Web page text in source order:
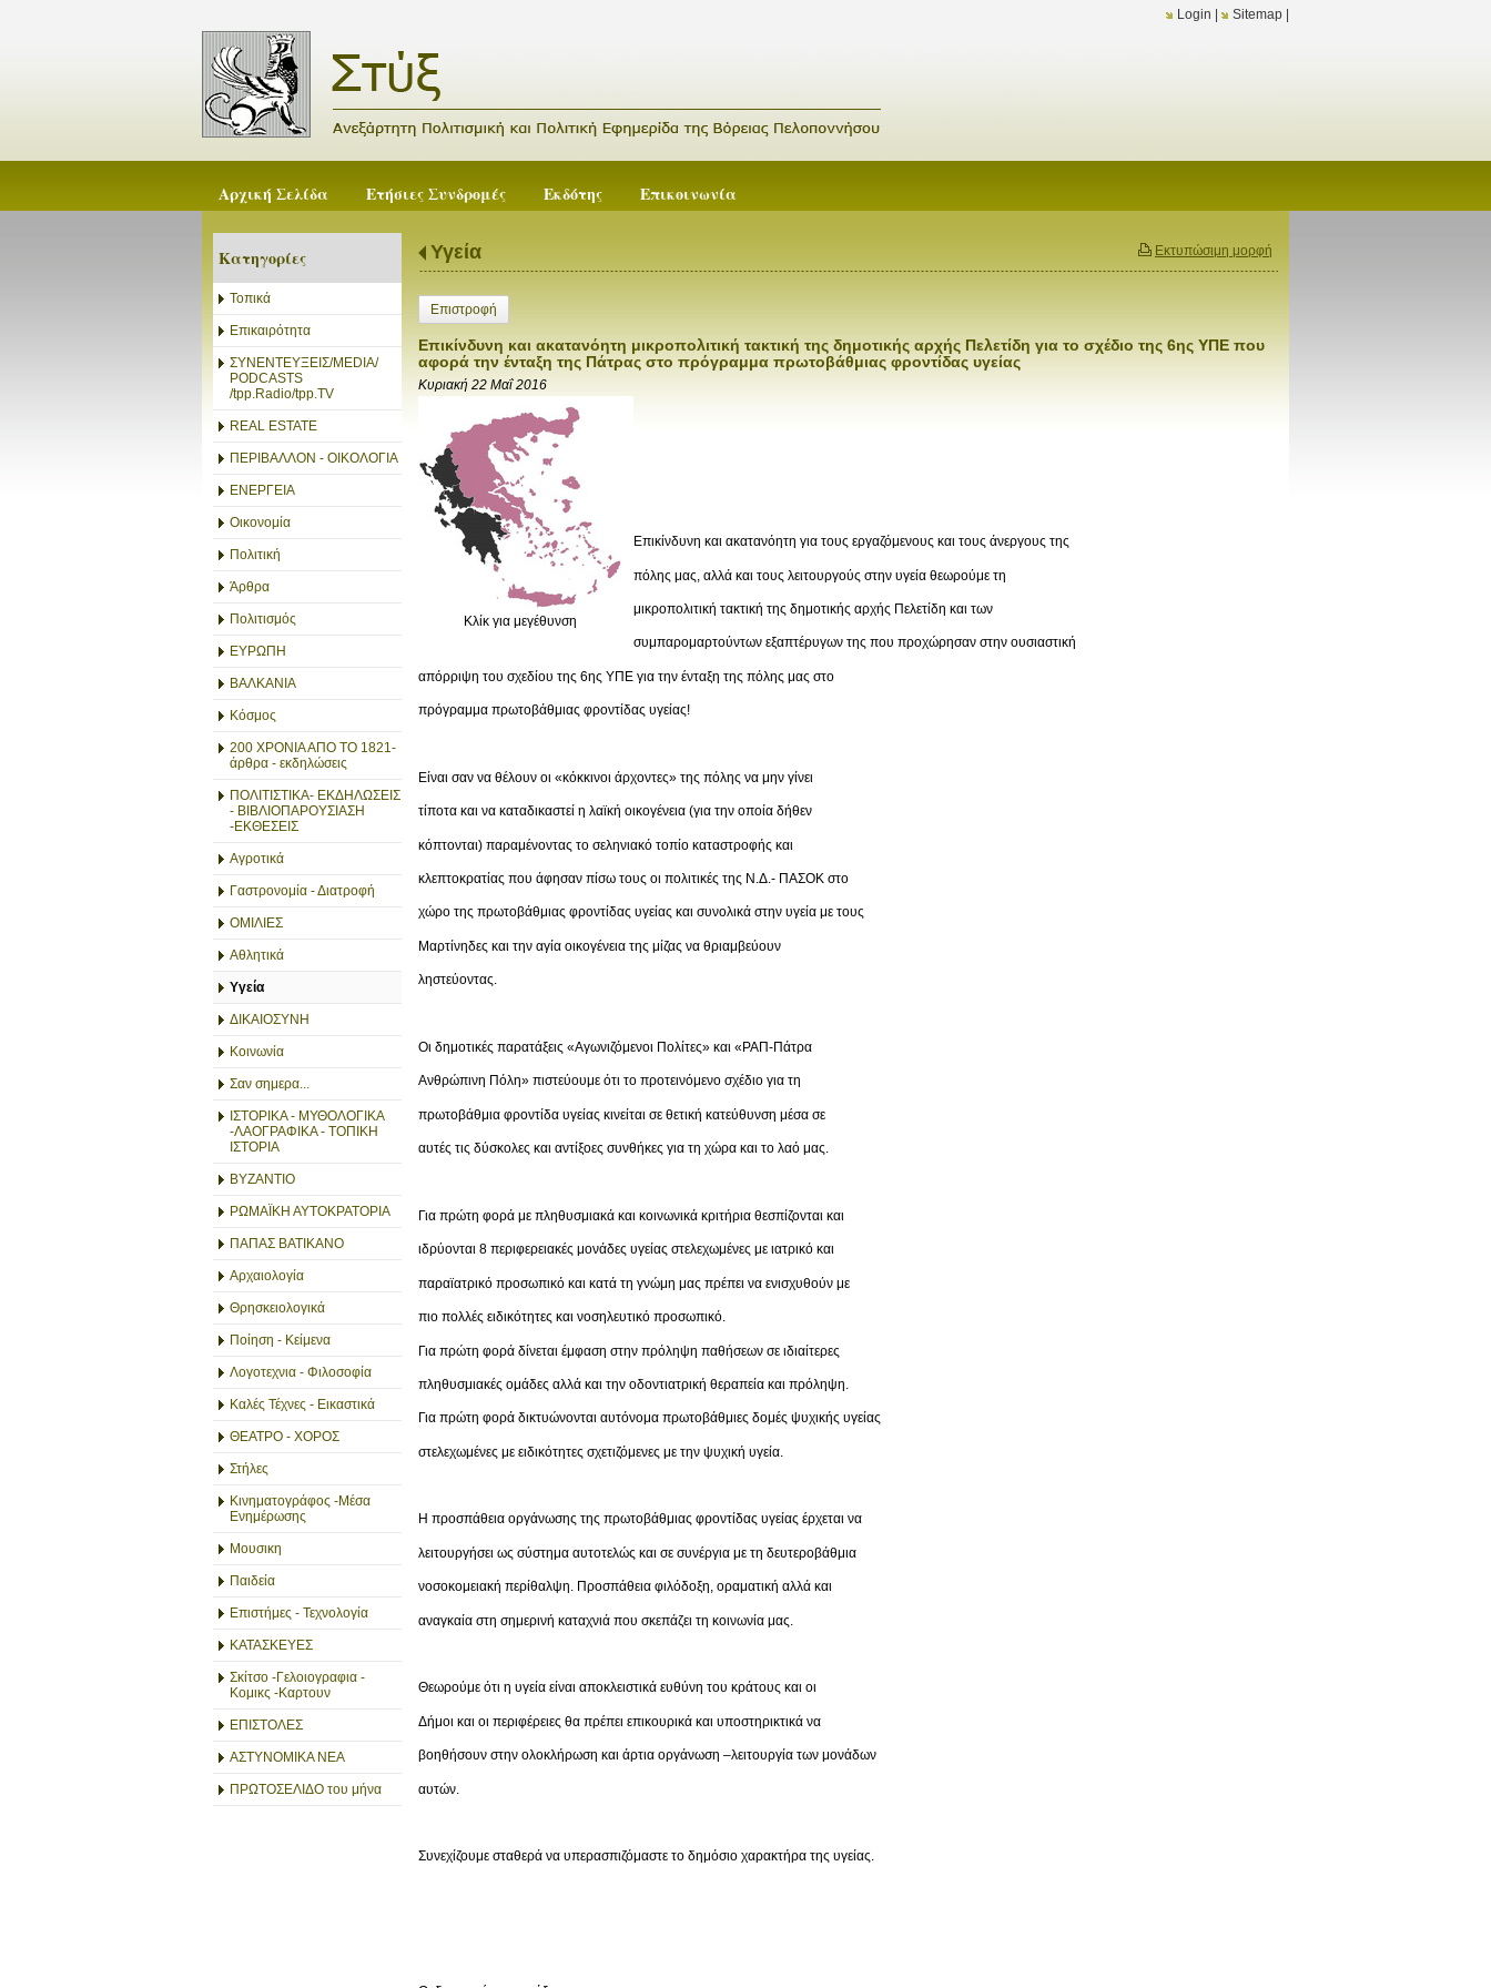
Login Sitemap
Αρχική Σελίδα Ετήσιες Συνδρομές Εκδότης Επικοινωνία
Κατηγορίες
Τοπικά
Επικαιρότητα
ΣΥΝΕΝΤΕΥΞΕΙΣ/MEDIA/
PODCASTS
/tpp.Radio/tpp.TV
REAL ESTATE
ΠΕΡΙΒΑΛΛΟΝ - ΟΙΚΟΛΟΓΙΑ
ΕΝΕΡΓΕΙΑ
Οικονομία
Πολιτική
Άρθρα
Πολιτισμός
ΕΥΡΩΠΗ
ΒΑΛΚΑΝΙΑ
Κόσμος
200 ΧΡΟΝΙΑ ΑΠΟ ΤΟ 1821-
άρθρα - εκδηλώσεις
ΠΟΛΙΤΙΣΤΙΚΑ- ΕΚΔΗΛΩΣΕΙΣ
- ΒΙΒΛΙΟΠΑΡΟΥΣΙΑΣΗ
-ΕΚΘΕΣΕΙΣ
Αγροτικά
Γαστρονομία - Διατροφή
ΟΜΙΛΙΕΣ
Αθλητικά
Υγεία
ΔΙΚΑΙΟΣΥΝΗ
Κοινωνία
Σαν σημερα...
ΙΣΤΟΡΙΚΑ - ΜΥΘΟΛΟΓΙΚΑ
-ΛΑΟΓΡΑΦΙΚΑ - ΤΟΠΙΚΗ
ΙΣΤΟΡΙΑ
ΒΥΖΑΝΤΙΟ
ΡΩΜΑΪΚΗ ΑΥΤΟΚΡΑΤΟΡΙΑ
ΠΑΠΑΣ ΒΑΤΙΚΑΝΟ
Αρχαιολογία
Θρησκειολογικά
Ποίηση - Κείμενα
Λογοτεχνια - Φιλοσοφία
Καλές Τέχνες - Εικαστικά
ΘΕΑΤΡΟ - ΧΟΡΟΣ
Στήλες
Κινηματογράφος -Μέσα
Ενημέρωσης
Μουσικη
Παιδεία
Επιστήμες - Τεχνολογία
ΚΑΤΑΣΚΕΥΕΣ
Σκίτσο -Γελοιογραφια -
Κομικς -Καρτουν
ΕΠΙΣΤΟΛΕΣ
ΑΣΤΥΝΟΜΙΚΑ ΝΕΑ
ΠΡΩΤΟΣΕΛΙΔΟ του μήνα
Εκτυπώσιμη μορφή
Υγεία
Επιστροφή
Επικίνδυνη και ακατανόητη μικροπολιτική τακτική της δημοτικής αρχής Πελετίδη για το σχέδιο της 6ης ΥΠΕ που
αφορά την ένταξη της Πάτρας στο πρόγραμμα πρωτοβάθμιας φροντίδας υγείας
Κυριακή 22 Μαΐ 2016
Κλίκ για μεγέθυνση
Επικίνδυνη και ακατανόητη για τους εργαζόμενους και τους άνεργους της
πόλης μας, αλλά και τους λειτουργούς στην υγεία θεωρούμε τη
μικροπολιτική τακτική της δημοτικής αρχής Πελετίδη και των
συμπαρομαρτούντων εξαπτέρυγων της που προχώρησαν στην ουσιαστική
απόρριψη του σχεδίου της 6ης ΥΠΕ για την ένταξη της πόλης μας στο
πρόγραμμα πρωτοβάθμιας φροντίδας υγείας!
Είναι σαν να θέλουν οι «κόκκινοι άρχοντες» της πόλης να μην γίνει
τίποτα και να καταδικαστεί η λαϊκή οικογένεια (για την οποία δήθεν
κόπτονται) παραμένοντας το σεληνιακό τοπίο καταστροφής και
κλεπτοκρατίας που άφησαν πίσω τους οι πολιτικές της Ν.Δ.- ΠΑΣΟΚ στο
χώρο της πρωτοβάθμιας φροντίδας υγείας και συνολικά στην υγεία με τους
Μαρτίνηδες και την αγία οικογένεια της μίζας να θριαμβεύουν
ληστεύοντας.
Οι δημοτικές παρατάξεις «Αγωνιζόμενοι Πολίτες» και «ΡΑΠ-Πάτρα
Ανθρώπινη Πόλη» πιστεύουμε ότι το προτεινόμενο σχέδιο για τη
πρωτοβάθμια φροντίδα υγείας κινείται σε θετική κατεύθυνση μέσα σε
αυτές τις δύσκολες και αντίξοες συνθήκες για τη χώρα και το λαό μας.
Για πρώτη φορά με πληθυσμιακά και κοινωνικά κριτήρια θεσπίζονται και
ιδρύονται 8 περιφερειακές μονάδες υγείας στελεχωμένες με ιατρικό και
παραϊατρικό προσωπικό και κατά τη γνώμη μας πρέπει να ενισχυθούν με
πιο πολλές ειδικότητες και νοσηλευτικό προσωπικό.
Για πρώτη φορά δίνεται έμφαση στην πρόληψη παθήσεων σε ιδιαίτερες
πληθυσμιακές ομάδες αλλά και την οδοντιατρική θεραπεία και πρόληψη.
Για πρώτη φορά δικτυώνονται αυτόνομα πρωτοβάθμιες δομές ψυχικής υγείας
στελεχωμένες με ειδικότητες σχετιζόμενες με την ψυχική υγεία.
Η προσπάθεια οργάνωσης της πρωτοβάθμιας φροντίδας υγείας έρχεται να
λειτουργήσει ως σύστημα αυτοτελώς και σε συνέργια με τη δευτεροβάθμια
νοσοκομειακή περίθαλψη. Προσπάθεια φιλόδοξη, οραματική αλλά και
αναγκαία στη σημερινή καταχνιά που σκεπάζει τη κοινωνία μας.
Θεωρούμε ότι η υγεία είναι αποκλειστικά ευθύνη του κράτους και οι
Δήμοι και οι περιφέρειες θα πρέπει επικουρικά και υποστηρικτικά να
βοηθήσουν στην ολοκλήρωση και άρτια οργάνωση –λειτουργία των μονάδων
αυτών.
Συνεχίζουμε σταθερά να υπερασπιζόμαστε το δημόσιο χαρακτήρα της υγείας.